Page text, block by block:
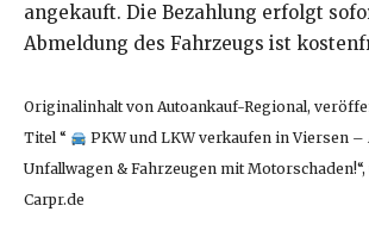
angekauft. Die Bezahlung erfolgt
Abmeldung des Fahrzeugs ist
Originalinhalt von Autoankauf-Regional,
Titel “
PKW und LKW verkaufen in Viersen –
Unfallwagen & Fahrzeugen mit
Carpr.de